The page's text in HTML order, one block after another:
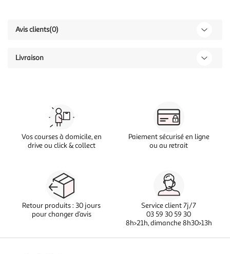
Avis clients(0)
Livraison
Vos courses à domicile, en
drive ou click & collect
Paiement sécurisé en ligne
ou au retrait
Retour produits : 30 jours
pour changer d’avis
Service client 7j/7
03 59 30 59 30
8h>21h, dimanche 8h30>13h